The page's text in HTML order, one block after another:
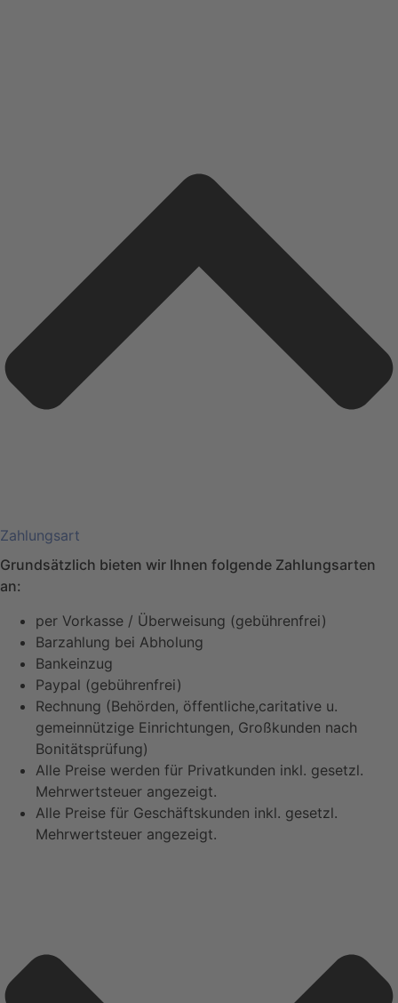
Zahlungsart
Grundsätzlich bieten wir Ihnen folgende Zahlungsarten
an:
per Vorkasse / Überweisung (gebührenfrei)
Barzahlung bei Abholung
Bankeinzug
Paypal (gebührenfrei)
Rechnung (Behörden, öffentliche,caritative u.
gemeinnützige Einrichtungen, Großkunden nach
Bonitätsprüfung)
Alle Preise werden für Privatkunden inkl. gesetzl.
Mehrwertsteuer angezeigt.
Alle Preise für Geschäftskunden inkl. gesetzl.
Mehrwertsteuer angezeigt.